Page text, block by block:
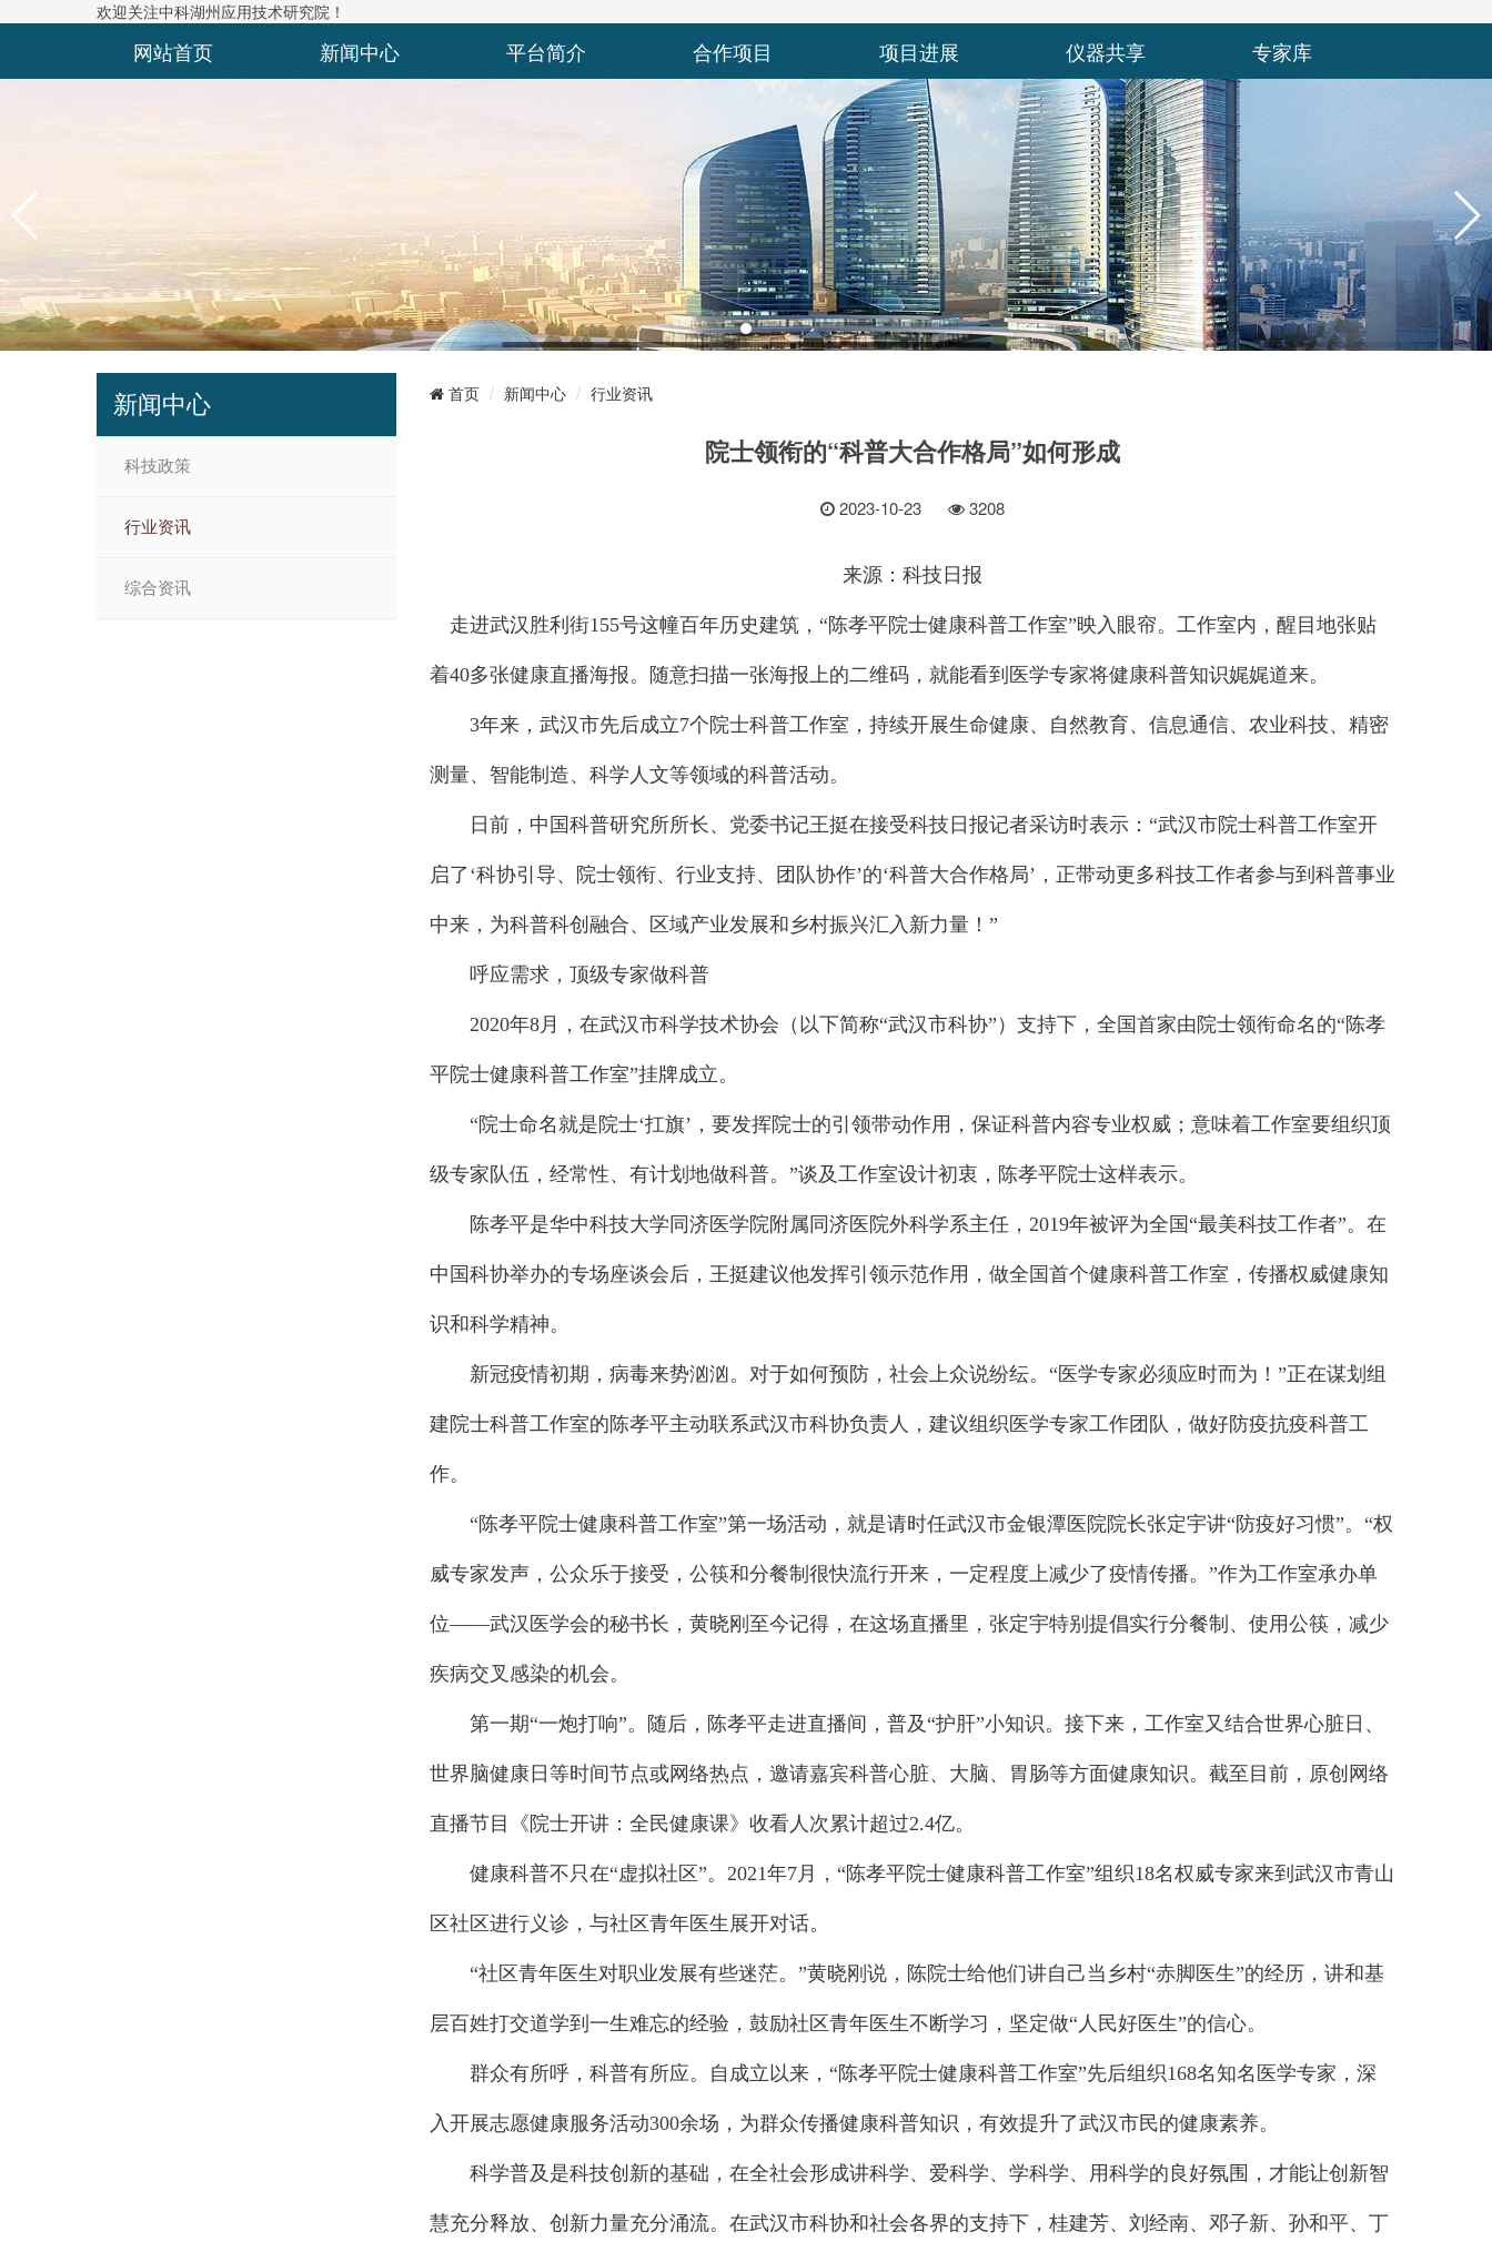
欢迎关注中科湖州应用技术研究院！
网站首页 新闻中心 平台简介 合作项目 项目进展 仪器共享
专家库
新闻中心
科技政策
行业资讯
综合资讯
首页 新闻中心 行业资讯
院士领衔的“科普大合作格局”如何形成
2023-10-23 3208
来源：科技日报
走进武汉胜利街155号这幢百年历史建筑，“陈孝平院士健康科普工作室”映入眼帘。工作室内，醒目地张贴
着40多张健康直播海报。随意扫描一张海报上的二维码，就能看到医学专家将健康科普知识娓娓道来。
3年来，武汉市先后成立7个院士科普工作室，持续开展生命健康、自然教育、信息通信、农业科技、精密
测量、智能制造、科学人文等领域的科普活动。
日前，中国科普研究所所长、党委书记王挺在接受科技日报记者采访时表示：“武汉市院士科普工作室开
启了‘科协引导、院士领衔、行业支持、团队协作’的‘科普大合作格局’，正带动更多科技工作者参与到科普事业
中来，为科普科创融合、区域产业发展和乡村振兴汇入新力量！”
呼应需求，顶级专家做科普
2020年8月，在武汉市科学技术协会（以下简称“武汉市科协”）支持下，全国首家由院士领衔命名的“陈孝
平院士健康科普工作室”挂牌成立。
“院士命名就是院士‘扛旗’，要发挥院士的引领带动作用，保证科普内容专业权威；意味着工作室要组织顶
级专家队伍，经常性、有计划地做科普。”谈及工作室设计初衷，陈孝平院士这样表示。
陈孝平是华中科技大学同济医学院附属同济医院外科学系主任，2019年被评为全国“最美科技工作者”。在
中国科协举办的专场座谈会后，王挺建议他发挥引领示范作用，做全国首个健康科普工作室，传播权威健康知
识和科学精神。
新冠疫情初期，病毒来势汹汹。对于如何预防，社会上众说纷纭。“医学专家必须应时而为！”正在谋划组
建院士科普工作室的陈孝平主动联系武汉市科协负责人，建议组织医学专家工作团队，做好防疫抗疫科普工
作。
“陈孝平院士健康科普工作室”第一场活动，就是请时任武汉市金银潭医院院长张定宇讲“防疫好习惯”。“权
威专家发声，公众乐于接受，公筷和分餐制很快流行开来，一定程度上减少了疫情传播。”作为工作室承办单
位——武汉医学会的秘书长，黄晓刚至今记得，在这场直播里，张定宇特别提倡实行分餐制、使用公筷，减少
疾病交叉感染的机会。
第一期“一炮打响”。随后，陈孝平走进直播间，普及“护肝”小知识。接下来，工作室又结合世界心脏日、
世界脑健康日等时间节点或网络热点，邀请嘉宾科普心脏、大脑、胃肠等方面健康知识。截至目前，原创网络
直播节目《院士开讲：全民健康课》收看人次累计超过2.4亿。
健康科普不只在“虚拟社区”。2021年7月，“陈孝平院士健康科普工作室”组织18名权威专家来到武汉市青山
区社区进行义诊，与社区青年医生展开对话。
“社区青年医生对职业发展有些迷茫。”黄晓刚说，陈院士给他们讲自己当乡村“赤脚医生”的经历，讲和基
层百姓打交道学到一生难忘的经验，鼓励社区青年医生不断学习，坚定做“人民好医生”的信心。
群众有所呼，科普有所应。自成立以来，“陈孝平院士健康科普工作室”先后组织168名知名医学专家，深
入开展志愿健康服务活动300余场，为群众传播健康科普知识，有效提升了武汉市民的健康素养。
科学普及是科技创新的基础，在全社会形成讲科学、爱科学、学科学、用科学的良好氛围，才能让创新智
慧充分释放、创新力量充分涌流。在武汉市科协和社会各界的支持下，桂建芳、刘经南、邓子新、孙和平、丁